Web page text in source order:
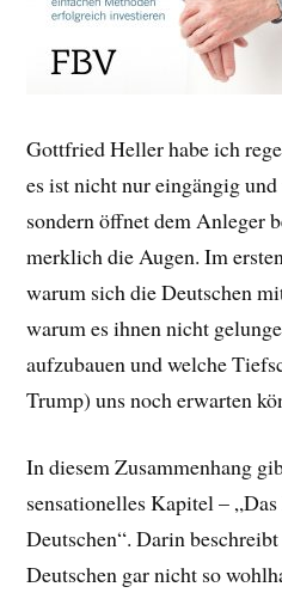
Gottfried Heller habe ich
es ist nicht nur eingängig
sondern öffnet dem Anleger
merklich die Augen. Im
warum sich die Deutschen
warum es ihnen nicht
aufzubauen und welche
Trump) uns noch erwarten
In diesem Zusammenhang
sensationelles Kapitel –
Deutschen“. Darin
Deutschen gar nicht so